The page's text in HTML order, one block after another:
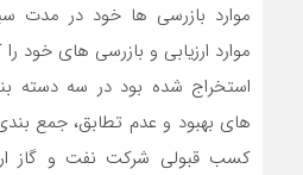
موارد بازرسی ها خود در مدت
موارد ارزیابی و بازرسی های خود
استخراج شده بود در سه دسته
های بهبود و عدم تطابق، جمع بندی
کسب قبولی شرکت نفت و گاز